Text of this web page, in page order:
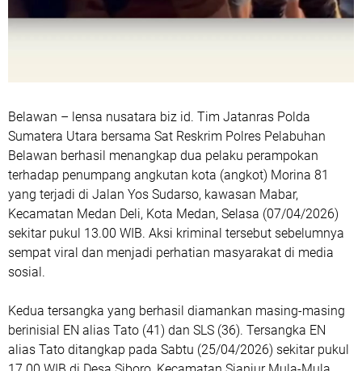
Belawan – lensa nusatara biz id. Tim Jatanras Polda
Sumatera Utara bersama Sat Reskrim Polres Pelabuhan
Belawan berhasil menangkap dua pelaku perampokan
terhadap penumpang angkutan kota (angkot) Morina 81
yang terjadi di Jalan Yos Sudarso, kawasan Mabar,
Kecamatan Medan Deli, Kota Medan, Selasa (07/04/2026)
sekitar pukul 13.00 WIB. Aksi kriminal tersebut sebelumnya
sempat viral dan menjadi perhatian masyarakat di media
sosial.
Kedua tersangka yang berhasil diamankan masing-masing
berinisial EN alias Tato (41) dan SLS (36). Tersangka EN
alias Tato ditangkap pada Sabtu (25/04/2026) sekitar pukul